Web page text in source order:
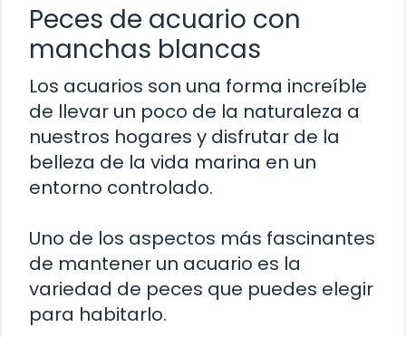
Peces de acuario con
manchas blancas
Los acuarios son una forma increíble
de llevar un poco de la naturaleza a
nuestros hogares y disfrutar de la
belleza de la vida marina en un
entorno controlado.
Uno de los aspectos más fascinantes
de mantener un acuario es la
variedad de peces que puedes elegir
para habitarlo.